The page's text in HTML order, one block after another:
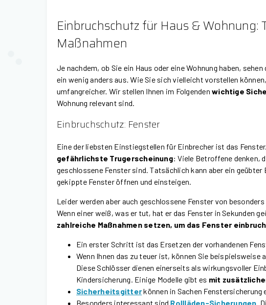
Einbruchschutz für Haus & Wohnung:
Maßnahmen
Je nachdem, ob Sie ein Haus oder eine Wohnung haben,
ein wenig anders aus. Wie Sie sich vielleicht vorstellen
umfangreicher. Wir stellen Ihnen im Folgendenwichtige
Wohnung relevant sind.
Einbruchschutz: Fenster
Eine der liebsten Einstiegstellen für Einbrecher ist das Fenster.
gefährlichste Trugerscheinung: Viele Betroffene denken,
geschlossene Fenster sind. Tatsächlich kann aber ein geübter
gekippte Fenster öffnen und einsteigen.
Leider werden aber auch geschlossene Fenster von
Wenn einer weiß, was er tut, hat er das Fenster in Sekunden
zahlreiche Maßnahmen setzen, um das Fenster
Ein erster Schritt ist das Ersetzen der vorhandenen
Wenn Ihnen das zu teuer ist, können Sie beispielsweise
Diese Schlösser dienen einerseits als wirkungsvoller
Kindersicherung. Einige Modelle gibt es mit
Sicherheitsgitterkönnen in Sachen
Besonders interessant sind Rollläden-Sicherungen .